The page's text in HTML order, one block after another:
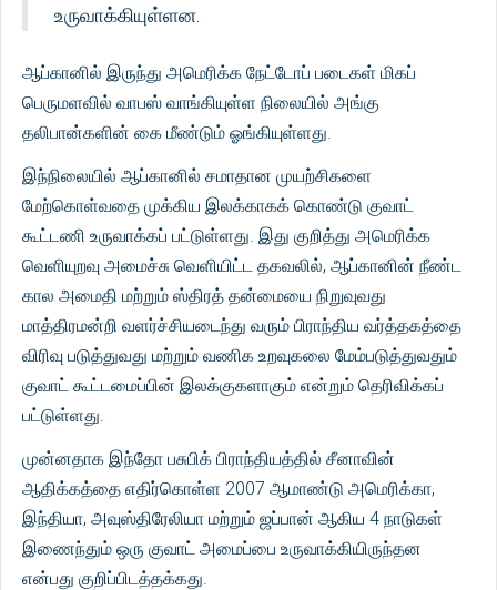
உருவாக்கியுள்ளன.
ஆப்கானில் இருந்து அமெரிக்க நேட்டோப் படைகள் மிகப்
பெருமளவில் வாபஸ் வாங்கியுள்ள நிலையில் அங்கு
தலிபான்களின் கை மீண்டும் ஓங்கியுள்ளது.
இந்நிலையில் ஆப்கானில் சமாதான முயற்சிகளை
மேற்கொள்வதை முக்கிய இலக்காகக் கொண்டு குவாட்
கூட்டணி உருவாக்கப் பட்டுள்ளது. இது குறித்து அமெரிக்க
வெளியுறவு அமைச்சு வெளியிட்ட தகவலில், ஆப்கானின் நீண்ட
கால அமைதி மற்றும் ஸ்திரத் தன்மையை நிறுவுவது
மாத்திரமன்றி வளர்ச்சியடைந்து வரும் பிராந்திய வர்த்தகத்தை
விரிவு படுத்துவது மற்றும் வணிக உறவுகலை மேம்படுத்துவதும்
குவாட் கூட்டமைப்பின் இலக்குகளாகும் என்றும் தெரிவிக்கப்
பட்டுள்ளது.
முன்னதாக இந்தோ பசுபிக் பிராந்தியத்தில் சீனாவின்
ஆதிக்கத்தை எதிர்கொள்ள 2007 ஆமாண்டு அமெரிக்கா,
இந்தியா, அவுஸ்திரேலியா மற்றும் ஜப்பான் ஆகிய 4 நாடுகள்
இணைந்தும் ஒரு குவாட் அமைப்பை உருவாக்கியிருந்தன
என்பது குறிப்பிடத்தக்கது.